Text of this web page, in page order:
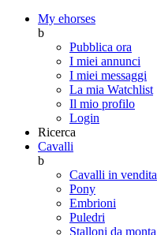
My ehorses
b
Pubblica ora
I miei annunci
I miei messaggi
La mia Watchlist
Il mio profilo
Login
Ricerca
Cavalli
b
Cavalli in vendita
Pony
Embrioni
Puledri
Stalloni da monta